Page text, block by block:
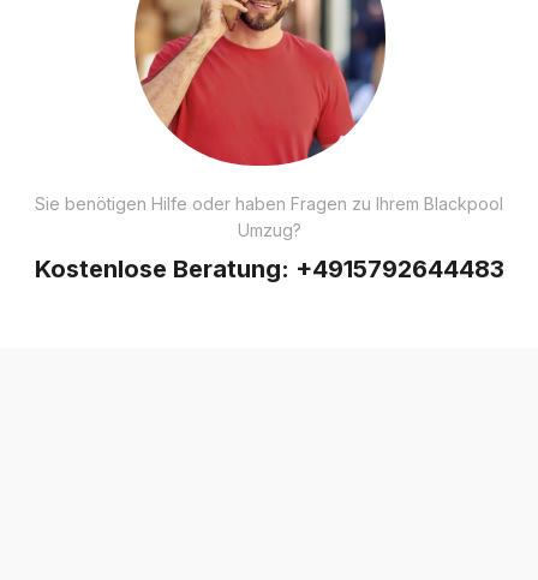
Sie benötigen Hilfe oder haben Fragen zu Ihrem Blackpool
Umzug?
Kostenlose Beratung: +4915792644483